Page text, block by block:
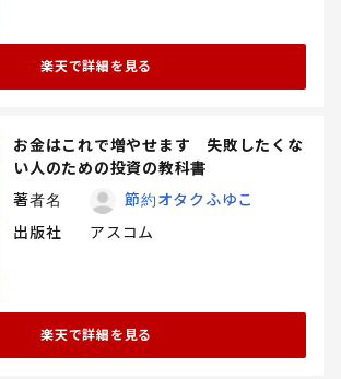
楽天で詳細を見る
お金はこれで増やせます 失敗したくな
い人のための投資の教科書
著者名
節約オタクふゆこ
出版社
アスコム
楽天で詳細を見る